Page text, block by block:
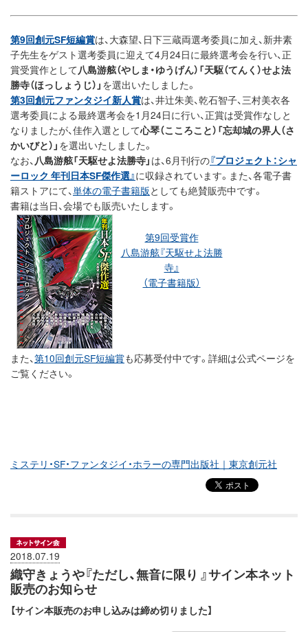
第9回創元SF短編賞は、大森望、日下三蔵両選考委員に加え、新井素
子先生をゲスト選考委員に迎えて4月24日に最終選考会を行い、正
賞受賞作として八島游舷（やしま・ゆうげん）「天駆（てんく）せよ法
勝寺（ほっしょうじ）」 を選出いたしました。
第3回創元ファンタジイ新人賞は、井辻朱美、乾石智子、三村美衣各
選考委員による最終選考会を1月24日に行い、正賞は受賞作なしと
なりましたが、佳作入選として心琴（こころこと）「忘却城の界人（さ
かいびと）」 を選出いたしました。
なお、 八島游舷「天駆せよ法勝寺」 は、6月刊行の『プロジェクト：シャ
ーロック 年刊日本SF傑作選』に収録されています。また、各電子書
籍ストアにて、単体の電子書籍版としても絶賛販売中です。
書籍は当日、会場でも販売いたします。
第9回受賞作
八島游舷『天駆せよ法勝
寺』
（電子書籍版）
また、第10回創元SF短編賞も応募受付中です。詳細は公式ページを
ご覧ください。
ミステリ・SF・ファンタジイ・ホラーの専門出版社｜東京創元社
2018.07.19
織守きょうや『ただし、無音に限り 』サイン本ネット
販売のお知らせ
【サイン本販売のお申し込みは締め切りました】